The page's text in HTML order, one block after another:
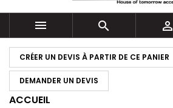
  
CRÉER UN DEVIS À PARTIR DE CE PANIER
DEMANDER UN DEVIS
ACCUEIL